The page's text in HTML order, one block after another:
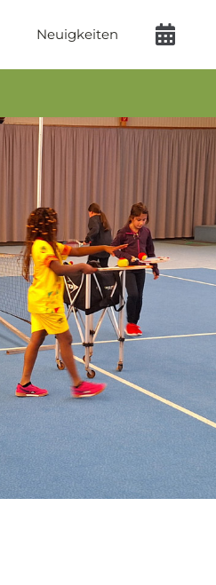
Neuigkeiten